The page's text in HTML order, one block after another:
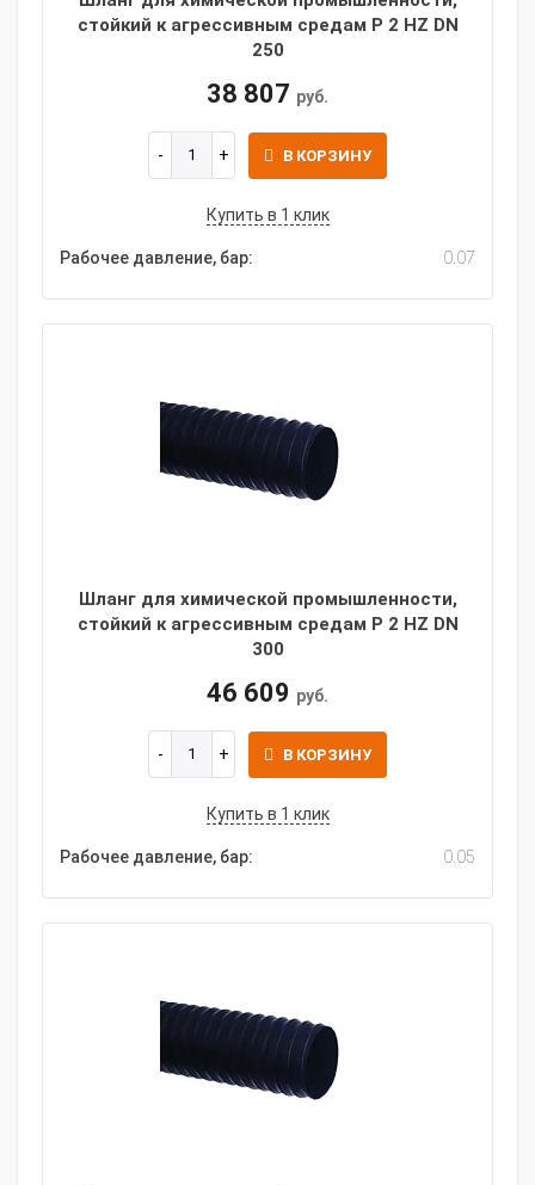
стойкий к агрессивным средам P 2 HZ DN
250
38 807 руб.
В КОРЗИНУ
Купить в 1 клик
Рабочее давление, бар: 0.07
Шланг для химической промышленности,
стойкий к агрессивным средам P 2 HZ DN
300
46 609 руб.
В КОРЗИНУ
Купить в 1 клик
Рабочее давление, бар: 0.05